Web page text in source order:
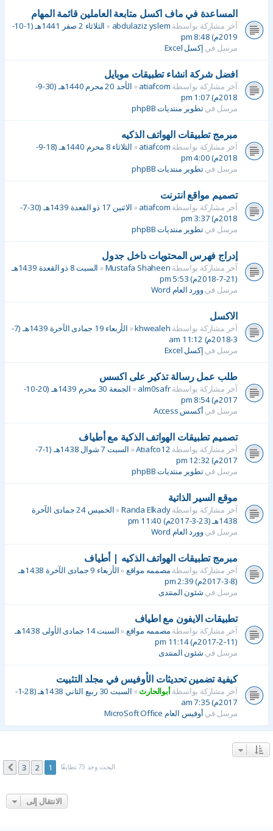
المساعدة في ماف اكسل متابعة العاملين قائمة المهام
آخر مشاركة بواسطةabdulaziz yslem
«
الثلاثاء 2 صفر 1441هـ (1-10-
2019م) 8:48 pm
مرسل فيإكسل Excel
افضل شركة انشاء تطبيقات موبايل
آخر مشاركة بواسطةatiafcom
«
الأحد 20 محرم 1440هـ (30-9-
2018م) 1:07 pm
مرسل فيتطوير منتديات phpBB
مبرمج تطبيقات الهواتف الذكيه
آخر مشاركة بواسطةatiafcom
«
الثلاثاء 8 محرم 1440هـ (18-9-
2018م) 4:00 pm
مرسل فيتطوير منتديات phpBB
تصميم مواقع انترنت
آخر مشاركة بواسطةatiafcom
«
الاثنين 17 ذو القعدة 1439هـ (30-7-
2018م) 3:37 pm
مرسل فيتطوير منتديات phpBB
إدراج فهرس المحتويات داخل جدول
آخر مشاركة بواسطةMustafa Shaheen
«
السبت 8 ذو القعدة 1439هـ
مرسل فيوورد العام Word
الاكسل
آخر مشاركة بواسطةkhwealeh
«
الأربعاء 19 جمادى الآخرة 1439هـ (7-
3-2018م) 11:12 am
مرسل فيإكسل Excel
طلب عمل رسالة تذكير على اكسس
آخر مشاركة بواسطةalm0safr
«
الجمعة 30 محرم 1439هـ (20-10-
2017م) 8:54 pm
مرسل فيأكسس Access
تصميم تطبيقات الهواتف الذكية مع أطياف
آخر مشاركة بواسطةAtiafco12
«
السبت 7 شوال 1438هـ (1-7-
2017م) 12:32 pm
مرسل فيتطوير منتديات phpBB
موقع السير الذاتية
آخر مشاركة بواسطةRanda Elkady
«
الخميس 24 جمادى الآخرة
1438هـ (23-3-2017م) 11:40 pm
مرسل فيوورد العام Word
مبرمج تطبيقات الهواتف الذكيه | أطياف
آخر مشاركة بواسطةمصممه مواقع«
الأربعاء 9 جمادى الآخرة 1438هـ
مرسل فيشئون المنتدى
تطبيقات الايفون مع اطياف
آخر مشاركة بواسطةمصممه مواقع«
السبت 14 جمادى الأولى 1438هـ
مرسل فيشئون المنتدى
كيفية تضمين تحديثات الأوفيس في مجلد التثبيت
آخر مشاركة بواسطةأبوالحارث«
السبت 30 ربيع الثاني 1438هـ (28-1-
2017م) 7:35 am
مرسل فيأوفيس العام MicroSoft Office
البحث وجد 73 تطابقًا 1
2
3 التالي
الانتقال إلى